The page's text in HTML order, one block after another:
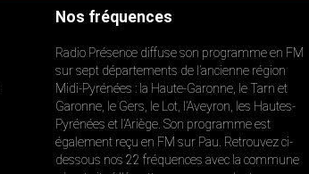
Nos fréquences
Radio Présence diffuse son programme en FM
sur sept départements de l’ancienne région
Midi-Pyrénées : la Haute-Garonne, le Tarn et
Garonne, le Gers, le Lot, l’Aveyron, les Hautes-
Pyrénées et l’Ariège. Son programme est
également reçu en FM sur Pau. Retrouvez ci-
dessous nos 22 fréquences avec la commune